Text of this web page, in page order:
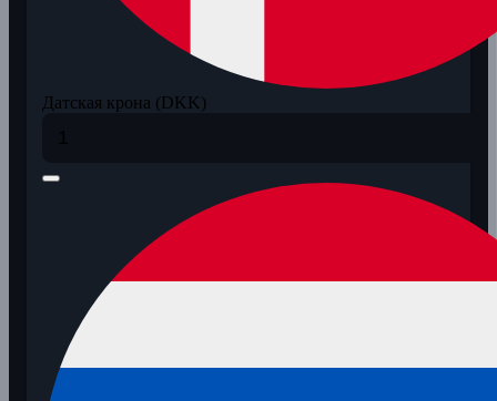
Датская крона (DKK)